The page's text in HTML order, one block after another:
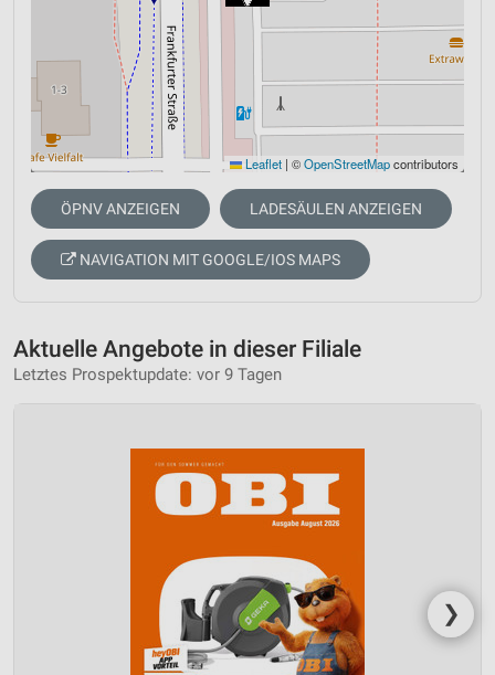
Leaflet | ©OpenStreetMapcontributors
ÖPNV ANZEIGEN LADESÄULEN ANZEIGEN
NAVIGATION MIT GOOGLE/IOS MAPS
Aktuelle Angebote in dieser Filiale
Letztes Prospektupdate: vor 9 Tagen
❯